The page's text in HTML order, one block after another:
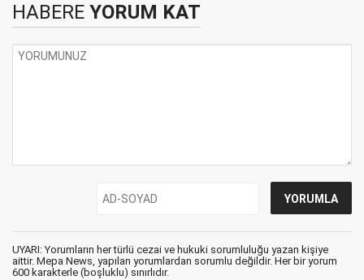
HABERE YORUM KAT
UYARI: Yorumların her türlü cezai ve hukuki sorumluluğu yazan kişiye
aittir. Mepa News, yapılan yorumlardan sorumlu değildir. Her bir yorum
600 karakterle (boşluklu) sınırlıdır.